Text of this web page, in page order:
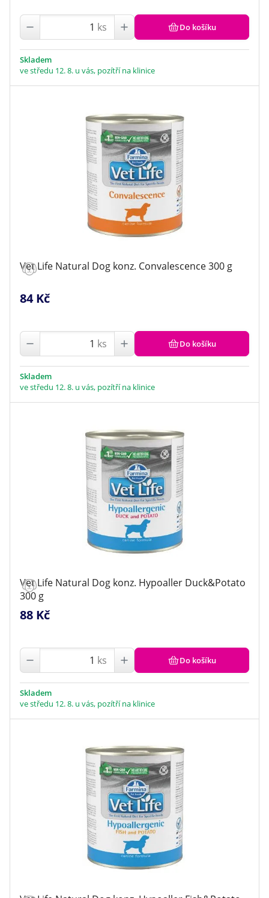
ks Do košíku
Skladem
ve středu 12. 8. u vás, pozítří na klinice
Vet Life Natural Dog konz. Convalescence 300 g
84 Kč
ks Do košíku
Skladem
ve středu 12. 8. u vás, pozítří na klinice
Vet Life Natural Dog konz. Hypoaller Duck&Potato
300 g
88 Kč
ks Do košíku
Skladem
ve středu 12. 8. u vás, pozítří na klinice